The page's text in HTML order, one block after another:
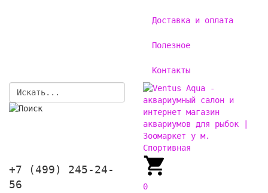
Доставка и оплата
Полезное
Контакты
+7 (499) 245-24-
56
0